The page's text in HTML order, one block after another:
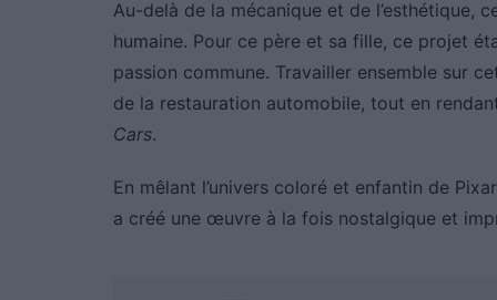
Au-delà de la mécanique et de l’esthétique,
humaine. Pour ce père et sa fille, ce projet
passion commune. Travailler ensemble sur
de la restauration automobile, tout en
Cars.
En mêlant l’univers coloré et enfantin de
a créé une œuvre à la fois nostalgique et